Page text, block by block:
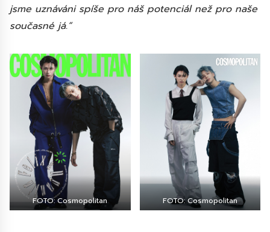
jsme uznáváni spíše pro náš potenciál než pro naše
současné já.“
FOTO: Cosmopolitan FOTO: Cosmopolitan